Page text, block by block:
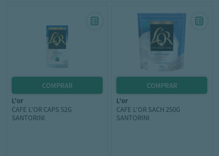
l'or
CAFE L'OR CAPS 52G
SANTORINI
l'or
CAFE L'OR SACH 250G
SANTORINI